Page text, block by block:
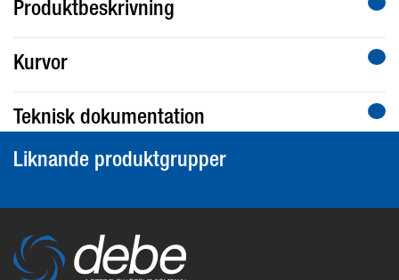
Produktbeskrivning
Kurvor
Teknisk dokumentation
Liknande produktgrupper